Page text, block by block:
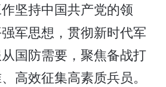
坚持中国共产党的领
军思想，贯彻新时代军
国防需要，聚焦备战打
高效征集高素质兵员。